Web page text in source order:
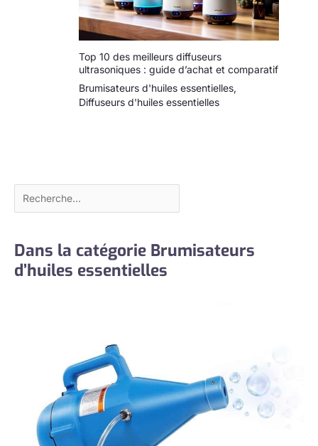
l’aménagement
paysager d’hôtel,
l’humidification
industrielle des
entrepôts, la
création d’effets de
scène et
avec cet appareil
Top 10 des meilleurs diffuseurs
ultrasoniques : guide d’achat et comparatif
Brumisateurs d'huiles essentielles,
Diffuseurs d'huiles essentielles
Dans la catégorie Brumisateurs
d’huiles essentielles